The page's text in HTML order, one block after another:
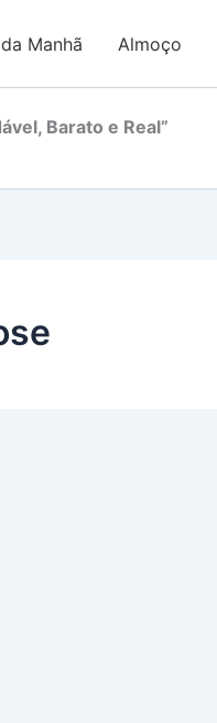
Manhã Almoço
Barato e Real”